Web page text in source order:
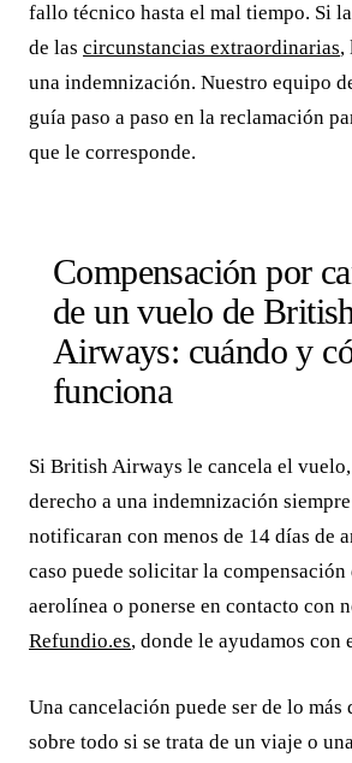
fallo técnico hasta el mal tiempo. Si
de las circunstancias extraordinarias,
una indemnización. Nuestro equipo
guía paso a paso en la reclamación
que le corresponde.
Compensación por
de un vuelo de British
Airways: cuándo y
funciona
Si British Airways le cancela el
derecho a una indemnización
notificaran con menos de 14 días de
caso puede solicitar la
aerolínea o ponerse en contacto con
Refundio.es, donde le ayudamos con
Una cancelación puede ser de lo más
sobre todo si se trata de un viaje o